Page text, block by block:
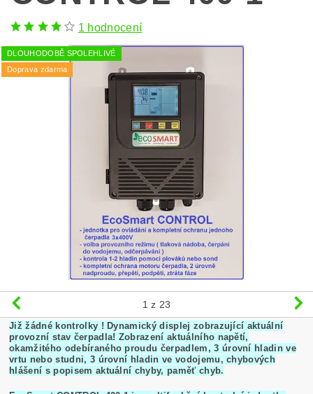
1 hodnocení
DLOUHODOBĚ SPOLEHLIVÉ
Doprava zdarma
1 z 23
Již žádné kontrolky ! Dynamický displej zobrazující aktuální
provozní stav čerpadla! Zobrazení aktuálního napětí,
okamžitého odebíraného proudu čerpadlem, 3 úrovní hladin ve
vrtu nebo studni, 3 úrovní hladin ve vodojemu, chybových
hlášení s popisem aktuální chyby, paměť chyb.